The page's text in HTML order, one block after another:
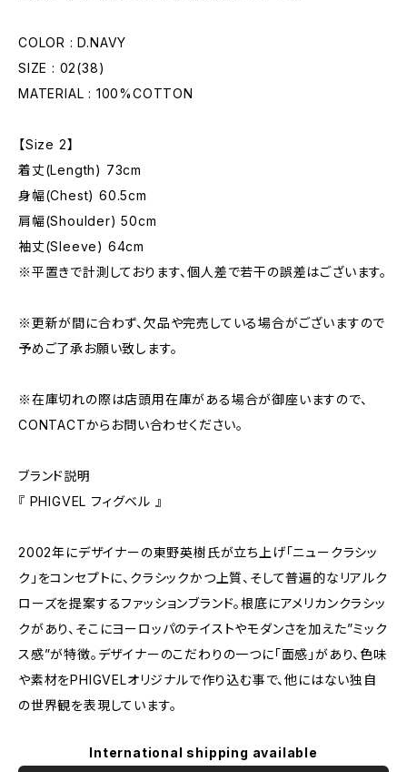
COLOR : D.NAVY
SIZE : 02(38)
MATERIAL : 100%COTTON
【Size 2】
着丈(Length) 73cm
身幅(Chest) 60.5cm
肩幅(Shoulder) 50cm
袖丈(Sleeve) 64cm
※平置きで計測しております、個人差で若干の誤差はございます。
※更新が間に合わず、欠品や完売している場合がございますので
予めご了承お願い致します。
※在庫切れの際は店頭用在庫がある場合が御座いますので、
CONTACTからお問い合わせください。
ブランド説明
『 PHIGVEL フィグベル 』
2002年にデザイナーの東野英樹氏が立ち上げ「ニュークラシッ
ク」をコンセプトに、クラシックかつ上質、そして普遍的なリアルク
ローズを提案するファッションブランド。根底にアメリカンクラシッ
クがあり、そこにヨーロッパのテイストやモダンさを加えた”ミック
ス感”が特徴。デザイナーのこだわりの一つに「面感」があり、色味
や素材をPHIGVELオリジナルで作り込む事で、他にはない独自
の世界観を表現しています。
International shipping available